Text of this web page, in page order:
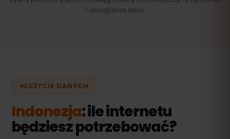
i obciążenia sieci.
ZUŻYCIE DANYCH
Indonezja: ile internetu
będziesz potrzebować?